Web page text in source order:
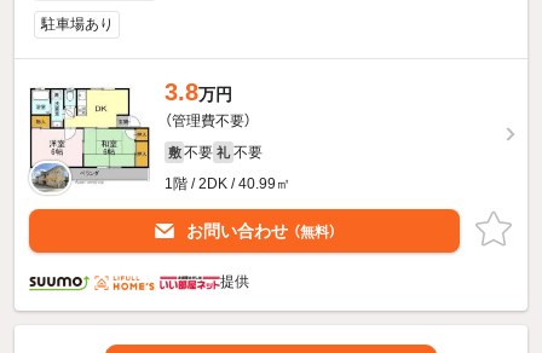
駐車場あり
3.8万円
（管理費不要）
敷 不要 礼 不要
1階 / 2DK / 40.99㎡
お問い合わせ （無料）
提供